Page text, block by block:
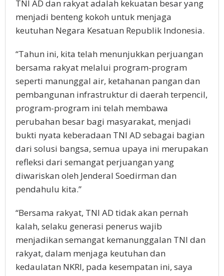
TNI AD dan rakyat adalah kekuatan besar yang
menjadi benteng kokoh untuk menjaga
keutuhan Negara Kesatuan Republik Indonesia.
“Tahun ini, kita telah menunjukkan perjuangan
bersama rakyat melalui program-program
seperti manunggal air, ketahanan pangan dan
pembangunan infrastruktur di daerah terpencil,
program-program ini telah membawa
perubahan besar bagi masyarakat, menjadi
bukti nyata keberadaan TNI AD sebagai bagian
dari solusi bangsa, semua upaya ini merupakan
refleksi dari semangat perjuangan yang
diwariskan oleh Jenderal Soedirman dan
pendahulu kita.”
“Bersama rakyat, TNI AD tidak akan pernah
kalah, selaku generasi penerus wajib
menjadikan semangat kemanunggalan TNI dan
rakyat, dalam menjaga keutuhan dan
kedaulatan NKRI, pada kesempatan ini, saya